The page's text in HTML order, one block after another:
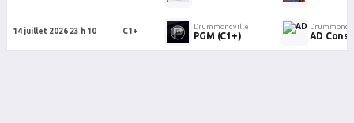
14 juillet 2026 23 h 10 C1+
Drummondville
PGM (C1+) AD